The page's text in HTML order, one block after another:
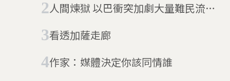
人間煉獄 以巴衝突加劇大量難民流離
看透加薩走廊
作家：媒體決定你該同情誰